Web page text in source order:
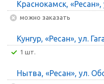
Краснокамск,
Можно заказать
Кунгур, «Ресан», ул.
1 шт.
Нытва, «Ресан», ул.